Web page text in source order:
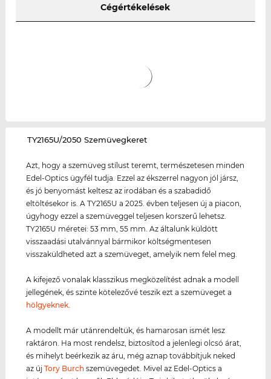
Cégértékelések
‌TY2165U/2050 Szemüvegkeret
Azt, hogy a szemüveg stílust teremt, természetesen minden
Edel-Optics ügyfél tudja. Ezzel az ékszerrel nagyon jól jársz,
és jó benyomást keltesz az irodában és a szabadidő
eltöltésekor is. A TY2165U a 2025. évben teljesen új a piacon,
úgyhogy ezzel a szemüveggel teljesen korszerű lehetsz.
TY2165U méretei: 53 mm, 55 mm. Az általunk küldött
visszaadási utalvánnyal bármikor költségmentesen
visszaküldheted azt a szemüveget, amelyik nem felel meg.
A kifejező vonalak klasszikus megközelítést adnak a modell
jellegének, és szinte kötelezővé teszik ezt a szemüveget a
hölgyeknek.
A modellt már utánrendeltük, és hamarosan ismét lesz
raktáron. Ha most rendelsz, biztosítod a jelenlegi olcsó árat,
és mihelyt beérkezik az áru, még aznap továbbítjuk neked
az újTory Burch szemüvegedet. Mivel az Edel-Optics a